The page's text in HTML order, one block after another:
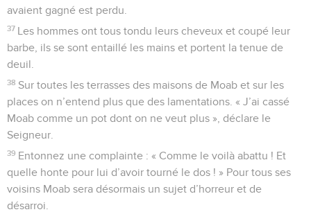
avaient gagné est perdu.
37 Les hommes ont tous tondu leurs cheveux et coupé leur
barbe, ils se sont entaillé les mains et portent la tenue de
deuil.
38 Sur toutes les terrasses des maisons de Moab et sur les
places on n’entend plus que des lamentations. « J’ai cassé
Moab comme un pot dont on ne veut plus », déclare le
Seigneur.
39 Entonnez une complainte : « Comme le voilà abattu ! Et
quelle honte pour lui d’avoir tourné le dos ! » Pour tous ses
voisins Moab sera désormais un sujet d’horreur et de
désarroi.